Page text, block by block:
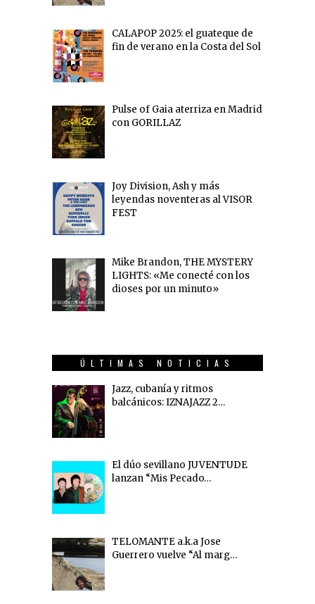
CALAPOP 2025: el guateque de
fin de verano en la Costa del Sol
Pulse of Gaia aterriza en Madrid
con GORILLAZ
Joy Division, Ash y más
leyendas noventeras al VISOR
FEST
Mike Brandon, THE MYSTERY
LIGHTS: «Me conecté con los
dioses por un minuto»
ÚLTIMAS NOTICIAS
Jazz, cubanía y ritmos
balcánicos: IZNAJAZZ 2…
El dúo sevillano JUVENTUDE
lanzan “Mis Pecado…
TELOMANTE a.k.a Jose
Guerrero vuelve “Al marg…